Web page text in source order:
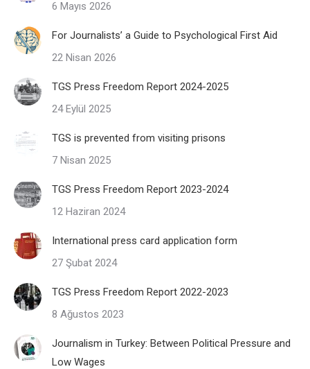
6 Mayıs 2026
For Journalists’ a Guide to Psychological First Aid
22 Nisan 2026
TGS Press Freedom Report 2024-2025
24 Eylül 2025
TGS is prevented from visiting prisons
7 Nisan 2025
TGS Press Freedom Report 2023-2024
12 Haziran 2024
International press card application form
27 Şubat 2024
TGS Press Freedom Report 2022-2023
8 Ağustos 2023
Journalism in Turkey: Between Political Pressure and
Low Wages